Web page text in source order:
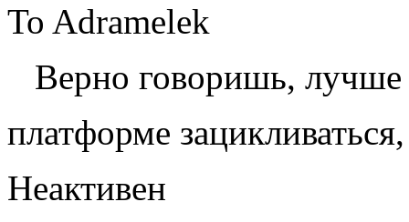
To Adramelek
Верно говоришь, лучше
платформе
Неактивен